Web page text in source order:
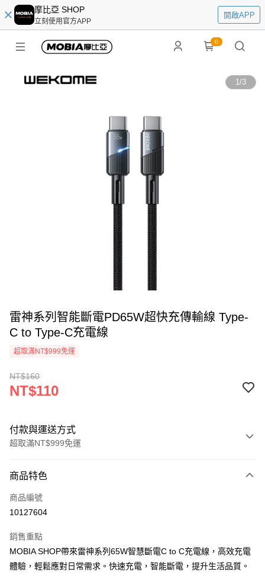
摩比亞 SHOP
立刻使用官方APP
開啟APP
0
1/3
雷神系列智能斷電PD65W超快充傳輸線 Type-
C to Type-C充電線
超取滿NT$999免運
NT$160
NT$110
付款與運送方式
超取滿NT$999免運
信用卡一次付款
LINE Pay
街口支付
悠遊付
商品特色
商品編號
10127604
銷售重點
MOBIA SHOP帶來雷神系列65W智慧斷電C to C充電線，高效充電
體驗，輕鬆應對日常需求。快速充電，智能斷電，提升生活品質。